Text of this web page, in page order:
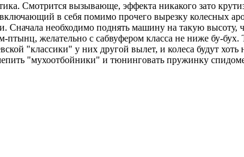
Смотрится вызывающе, эффекта никакого зато
в себя помимо прочего вырезку колесных
необходимо поднять машину на такую высоту,
желательно с сабвуфером класса не ниже бу-бух.
"классики" у них другой вылет, и колеса будут хоть
"мухоотбойники" и тюнинговать пружинку